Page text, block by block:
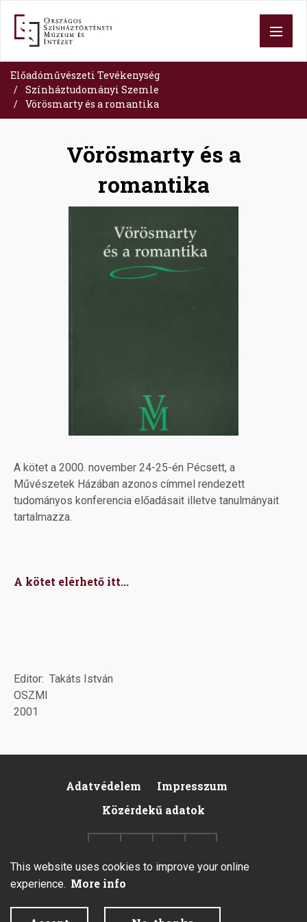
content
Előadóművészeti Tevékenység
Színháztudományi Szemle
Vörösmarty és a romantika
Vörösmarty és a
romantika
A kötet a 2000. november 24-25-én Pécsett, a
Művészetek Házában azonos címmel rendezett
tudományos konferencia előadásait illetve tanulmányait
tartalmazza.
A kötet elérhető itt...
Editor Takáts István
OSZMI
2001
Adatvédelem
Impresszum
Közérdekű adatok
This website uses cookies to improve your online
experience. More info